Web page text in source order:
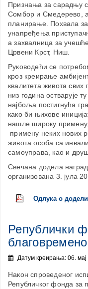
Признања за сарадњу
Сомбор и Смедерево,
планирање. Похвала за
унапређења
а захвалница за
Црвени Крст, Ниш.
Руководећи се
кроз креирање
квалитета живота свих
низ година остварује
најбоља постигнућа
како би њихове
нашле широку
примену неких нових
живота особа са
самоуправа, као и
Свечана додела
организована 3. јула
Одлука о
Републички
Датум креирања: 06. мај
Након спроведеног
Републичког фонда за